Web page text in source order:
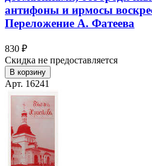
антифоны и ирмосы
Переложение А. Фатеева
830 ₽
Скидка не предоставляется
В корзину
Арт. 16241